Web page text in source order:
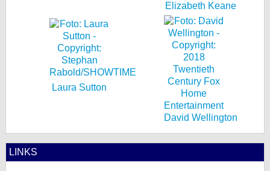
Elizabeth Keane
Laura Sutton
David Wellington
LINKS